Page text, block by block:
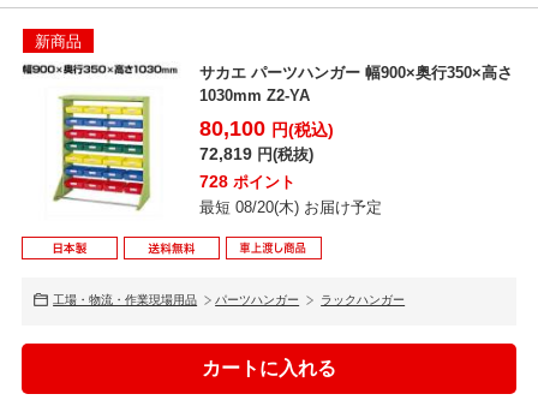
新商品
サカエ パーツハンガー 幅900×奥行350×高さ
1030mm Z2-YA
80,100 円(税込)
72,819 円(税抜)
728 ポイント
最短 08/20(木) お届け予定
工場・物流・作業現場用品 パーツハンガー ラックハンガー